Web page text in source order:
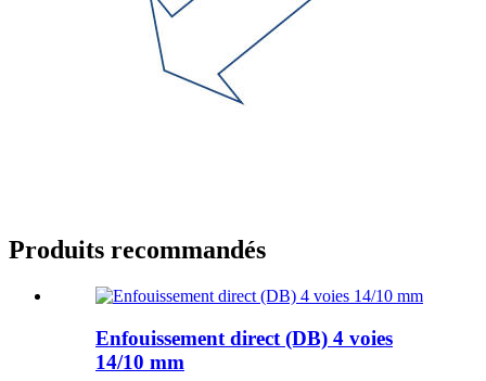
Produits recommandés
Enfouissement direct (DB) 4 voies
14/10 mm